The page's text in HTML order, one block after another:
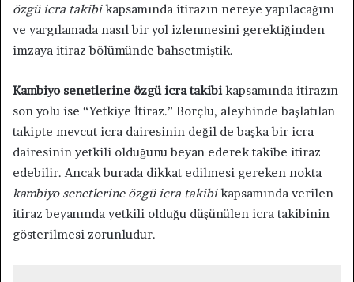
özgü icra takibikapsamında itirazın nereye yapılacağını
ve yargılamada nasıl bir yol izlenmesini gerektiğinden
imzaya itiraz bölümünde bahsetmiştik.
Kambiyo senetlerine özgü icra takibi kapsamında itirazın
son yolu ise “Yetkiye İtiraz.” Borçlu, aleyhinde başlatılan
takipte mevcut icra dairesinin değil de başka bir icra
dairesinin yetkili olduğunu beyan ederek takibe itiraz
edebilir. Ancak burada dikkat edilmesi gereken nokta
kambiyo senetlerine özgü icra takibikapsamında verilen
itiraz beyanında yetkili olduğu düşünülen icra takibinin
gösterilmesi zorunludur.